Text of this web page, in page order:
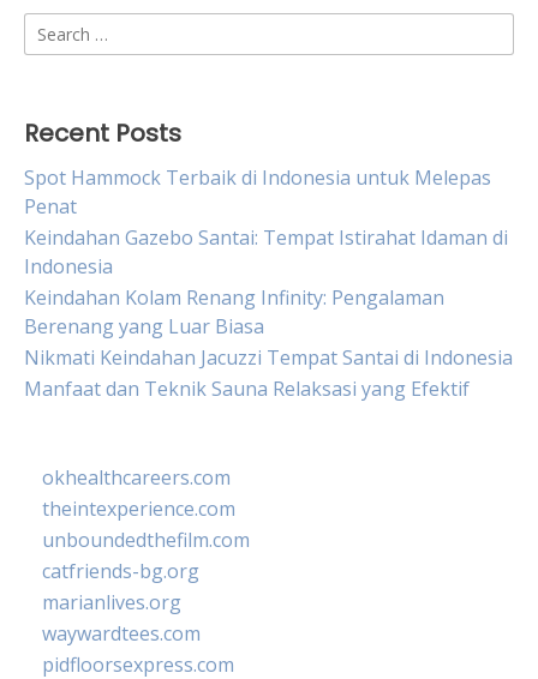
Search
for:
Recent Posts
Spot Hammock Terbaik di Indonesia untuk Melepas
Penat
Keindahan Gazebo Santai: Tempat Istirahat Idaman di
Indonesia
Keindahan Kolam Renang Infinity: Pengalaman
Berenang yang Luar Biasa
Nikmati Keindahan Jacuzzi Tempat Santai di Indonesia
Manfaat dan Teknik Sauna Relaksasi yang Efektif
okhealthcareers.com
theintexperience.com
unboundedthefilm.com
catfriends-bg.org
marianlives.org
waywardtees.com
pidfloorsexpress.com